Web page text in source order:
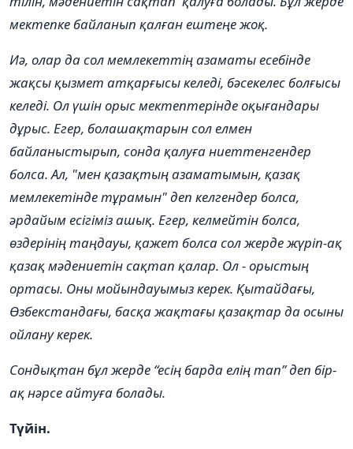
мектепке байланып қалған ештеңе жоқ.
Иә, олар да сол мемлекеттің азаматы есебінде
жақсы қызмет атқарғысы келеді, бәсекелес болғысы
келеді. Ол үшін орыс мектептерінде оқығандары
дұрыс. Егер, болашақтарын сол елмен
байланыстырып, сонда қалуғаниеттенгендер
болса. Ал, "мен қазақтың азаматымын, қазақ
мемлекетінде тұрамын" деп келгендер болса,
әрдайым есігіміз ашық. Егер, келмейтін болса,
өздерінің таңдауы, қажет болса сол жерде жүріп-ақ
қазақ мәдениетін сақтап қалар. Ол - орыстың
ортасы. Оны мойындауымыз керек. Қытайдағы,
Өзбекстандағы, басқа жақтағы қазақтар да осыны
ойлану керек.
Сондықтан бұл жерде “есің барда елің тап” деп бір-
ақ нәрсе айтуға болады.
Түйін.